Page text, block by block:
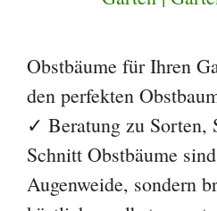
Obstbäume für Ihren
den perfekten
✓ Beratung zu Sorten,
Schnitt Obstbäume
Augenweide, sondern